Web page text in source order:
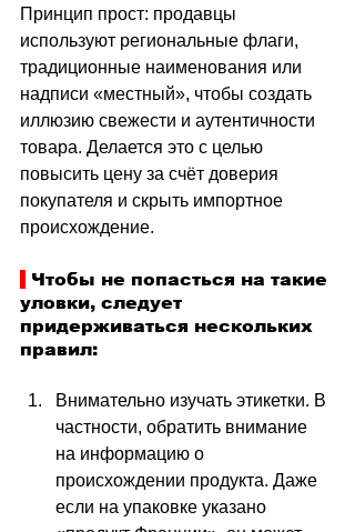
Принцип прост: продавцы
используют региональные флаги,
традиционные наименования или
надписи «местный», чтобы создать
иллюзию свежести и аутентичности
товара. Делается это с целью
повысить цену за счёт доверия
покупателя и скрыть импортное
происхождение.
Чтобы не попасться на такие
уловки, следует
придерживаться нескольких
правил:
Внимательно изучать этикетки. В
частности, обратить внимание
на информацию о
происхождении продукта. Даже
если на упаковке указано